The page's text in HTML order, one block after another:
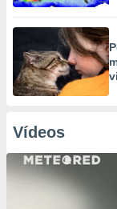
Vídeos